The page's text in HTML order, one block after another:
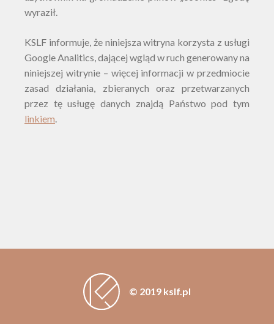
wyraził.
KSLF informuje, że niniejsza witryna korzysta z usługi
Google Analitics, dającej wgląd w ruch generowany na
niniejszej witrynie – więcej informacji w przedmiocie
zasad działania, zbieranych oraz przetwarzanych
przez tę usługę danych znajdą Państwo pod tym
linkiem.
© 2019 kslf.pl